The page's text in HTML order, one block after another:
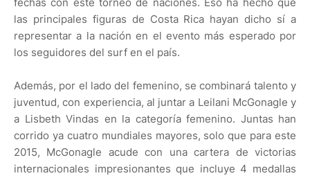
las principales figuras de Costa Rica hayan dicho sí a
representar a la nación en el evento más esperado por
los seguidores del surf en el país.
Además, por el lado del femenino, se combinará talento y
juventud, con experiencia, al juntar a Leilani McGonagle y
a Lisbeth Vindas en la categoría femenino. Juntas han
corrido ya cuatro mundiales mayores, solo que para este
2015, McGonagle acude con una cartera de victorias
internacionales impresionantes que incluye 4 medallas